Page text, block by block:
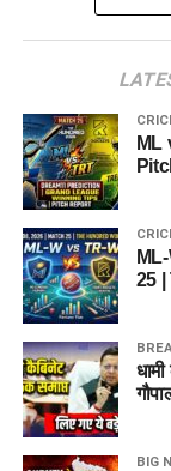
ML
25
BIG